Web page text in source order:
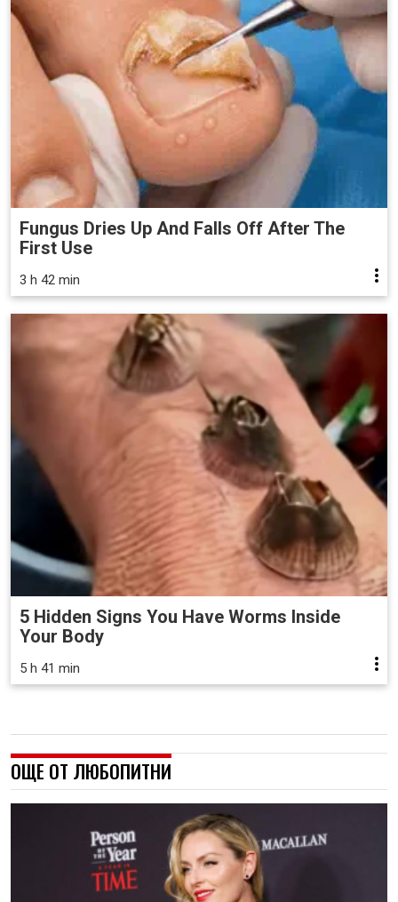
Fungus Dries Up And Falls Off After The
First Use
3 h 42 min
5 Hidden Signs You Have Worms Inside
Your Body
5 h 41 min
ОЩЕ ОТ ЛЮБОПИТНИ